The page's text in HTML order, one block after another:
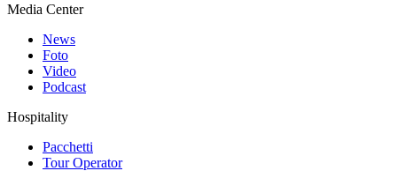
Media Center
News
Foto
Video
Podcast
Hospitality
Pacchetti
Tour Operator